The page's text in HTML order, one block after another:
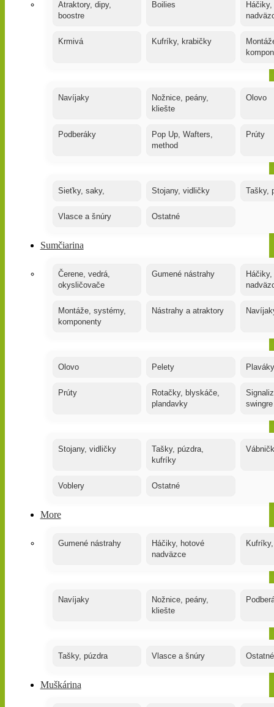
Atraktory, dipy,
boostre
Boilies
Krmivá Kufríky, krabičky
Navíjaky
Nožnice, peány,
kliešte
Olovo
Podberáky
Pop Up, Wafters,
method
Prúty
Sieťky, saky, Stojany, vidličky Tašky,
Vlasce a šnúry Ostatné
Sumčiarina
Čerene, vedrá,
okysličovače
Gumené nástrahy
Montáže, systémy,
komponenty
Nástrahy a atraktory
Olovo Pelety
Prúty
Rotačky, blyskáče,
plandavky
swingre
Stojany, vidličky
Tašky, púzdra,
kufríky
Voblery Ostatné
More
Gumené nástrahy
Háčiky, hotové
nadväzce
Navíjaky
Nožnice, peány,
kliešte
Tašky, púzdra Vlasce a šnúry Ostatné
Muškárina